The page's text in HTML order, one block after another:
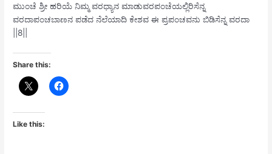
ಮುಂಚೆ ಶ್ರೀ ಹರಿಯೆ ನಿಮ್ಮ ವರಧ್ಯಾನ ಮಾಡುವರಪಂಚೆಯಲ್ಲಿರಿಸೆನ್ನ
ವರದಾಪಂಚಬಾಣನ ಪಡೆದ ನೆಲೆಯಾದಿ ಕೇಶವ ಈ ಪ್ರಪಂಚವನು ಬಿಡಿಸೆನ್ನ ವರದಾ
||8||
Share this:
Like this: